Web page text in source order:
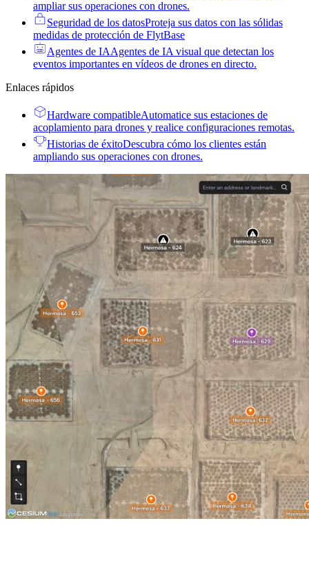
ampliar sus operaciones con drones.
Seguridad de los datosProteja sus datos con las sólidas
medidas de protección de FlytBase
Agentes de IAAgentes de IA visual que detectan los
eventos importantes en vídeos de drones en directo.
Enlaces rápidos
Hardware compatibleAutomatice sus estaciones de
acoplamiento para drones y realice configuraciones remotas.
Historias de éxitoDescubra cómo los clientes están
ampliando sus operaciones con drones.